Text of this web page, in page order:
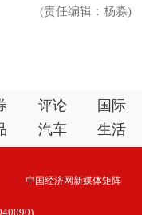
(责任编辑：杨淼)
评论
国际
汽车 生活
中国经济网新媒体矩阵